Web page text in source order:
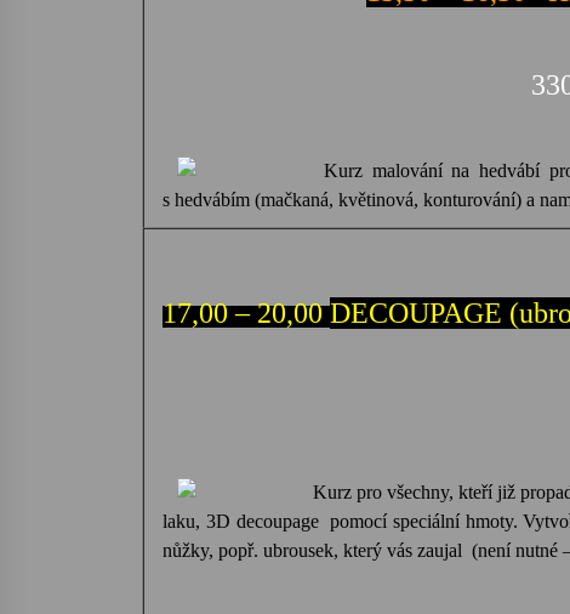
Kurz malování na hedvábí
s hedvábím (mačkaná, květinová, konturování) a
17,00 – 20,00DECOUPAGE
Kurz pro všechny, kteří již
laku, 3D decoupage pomocí speciální hmoty.
nůžky, popř. ubrousek, který vás zaujal (není nutné